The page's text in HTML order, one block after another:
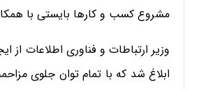
مشروع کسب و کارها بایستی با
وزیر ارتباطات و فناوری اطلاعات
ابلاغ شد که با تمام توان جلوی